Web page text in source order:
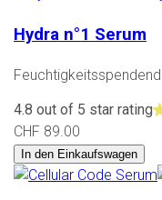
Hydra n°1 Serum
4.8 out of 5 star rating
CHF 89.00
In den Einkaufswagen